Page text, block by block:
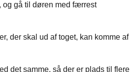
og gå til døren med færrest
der skal ud af toget, kan komme af
det samme, så der er plads til flere